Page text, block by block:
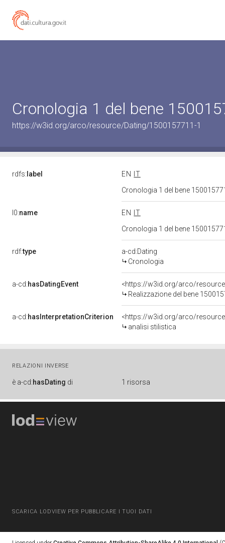
Cronologia 1 del bene
https://w3id.org/arco/resource/Dating/1500157711-1
rdfs: label EN
IT
Cronologia 1 del bene
l0:name EN
IT
Cronologia 1 del bene
rdf:type
a-cd:Dating
Cronologia
a-cd:hasDatingEvent
<https://w3id.org/arco/
Realizzazione del bene
a-cd:hasInterpretationCriterion
<https://w3id.org/arco/
analisi stilistica
RELAZIONI INVERSE
è a-cd:hasDating di 1 risorsa
SCARICA LODVIEW PER PUBBLICARE I TUOI DATI